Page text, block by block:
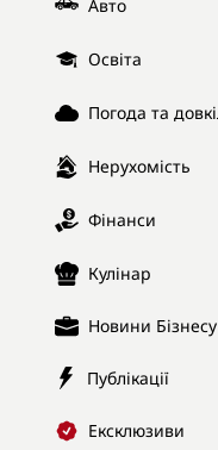
Авто
Освіта
Погода та
Нерухомість
Фінанси
Кулінар
Новини Бізнесу
Публікації
Ексклюзиви